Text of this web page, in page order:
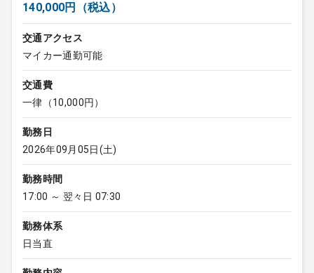
140,000円（税込）
交通アクセス
マイカー通勤可能
交通費
一律（10,000円）
勤務日
2026年09月05日(土)
勤務時間
17:00 ～ 翌々日 07:30
勤務体系
日当直